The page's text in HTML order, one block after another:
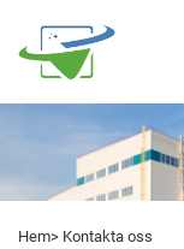
Hem> Kontakta oss